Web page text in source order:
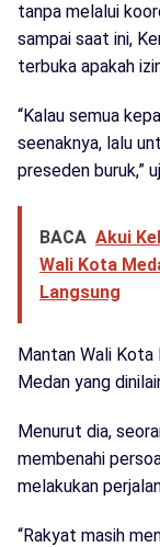
tanpa melalui
sampai saat ini,
terbuka apakah
“Kalau semua
seenaknya, lalu
preseden buruk,”
BACA Akui
Wali Kota
Langsung
Mantan Wali
Medan yang
Menurut dia,
membenahi
melakukan
“Rakyat masih